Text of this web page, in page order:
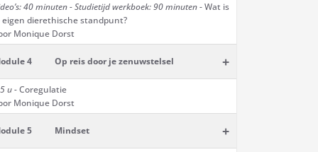
40 minuten - Studietijd werkboek: 90 minuten- Wat is
eigen dierethische standpunt?
Monique Dorst
4 Op reis door je zenuwstelsel +
u -Coregulatie
Monique Dorst
5 Mindset +